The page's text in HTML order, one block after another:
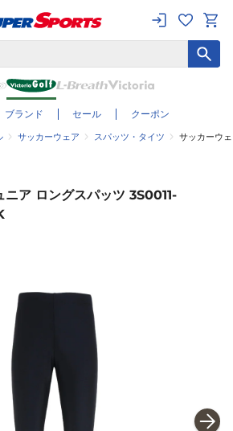
ブランド セール クーポン
サッカーウェア スパッツ・タイツ サッカーウ
ニア ロングスパッツ 3S0011-